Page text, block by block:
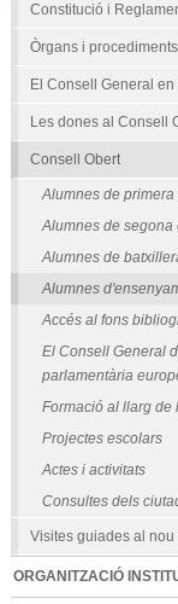
present
d’una
institució
parlamentària
europea
(segles
XIII-
Constitució i
Òrgans i
El Consell General
Les dones al Consell
Consell Obert
Alumnes de
Alumnes de segona
Alumnes de
Alumnes
Accés al fons
El Consell General
parlamentària
Formació al llarg de
Projectes escolars
Actes i activitats
Consultes dels
Visites guiades al nou
ORGANITZACIÓ